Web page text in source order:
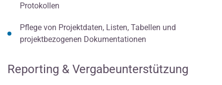
Protokollen
Pflege von Projektdaten, Listen, Tabellen und
projektbezogenen Dokumentationen
Reporting & Vergabeunterstützung